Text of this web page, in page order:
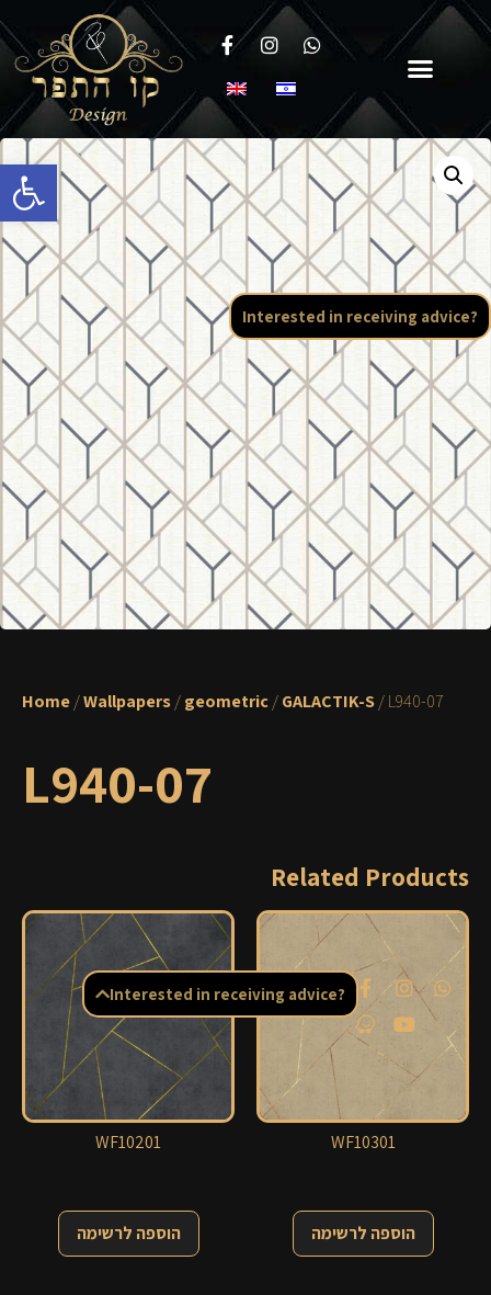
Open toolbar
Home/Wallpapers/geometric/GALACTIK-S/ L940-07
L940-07
Related Products
WF10201
הוספה לרשימה
WF10301
הוספה לרשימה
Interested in receiving advice?
Interested in receiving advice?